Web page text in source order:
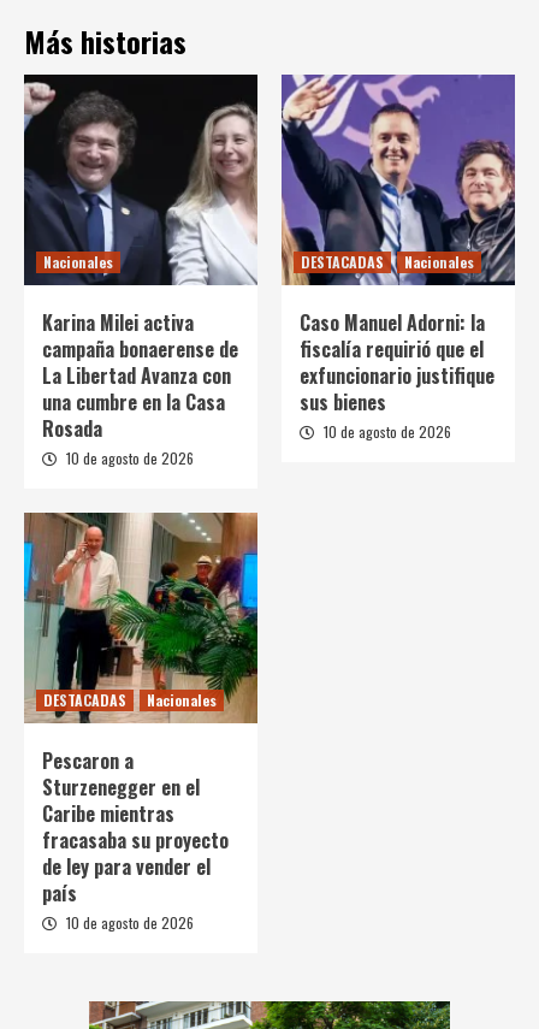
Más historias
Nacionales
Karina Milei activa
campaña bonaerense de
La Libertad Avanza con
una cumbre en la Casa
Rosada
10 de agosto de 2026
DESTACADAS Nacionales
Caso Manuel Adorni: la
fiscalía requirió que el
exfuncionario justifique
sus bienes
10 de agosto de 2026
DESTACADAS Nacionales
Pescaron a
Sturzenegger en el
Caribe mientras
fracasaba su proyecto
de ley para vender el
país
10 de agosto de 2026